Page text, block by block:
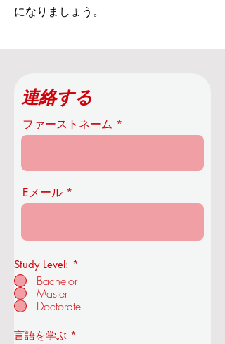
になりましょう。
OUS王立経済技術アカデミー
連絡する
ファーストネーム
Eメール
Study Level: *
Bachelor
Master
Doctorate
言語を学ぶ *